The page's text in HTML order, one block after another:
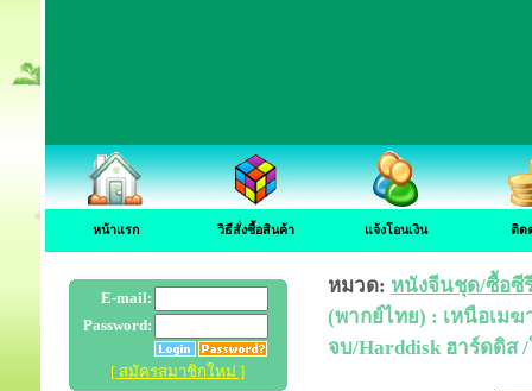
หน้าแรก วิธีสั่งซื้อสินค้า แจ้งโอนเงิน ติด
E-mail:
Password:
[ สมัครสมาชิกใหม่ ]
หมวด: หนังจีนชุด/ซื้อซี
(พากย์ไทย) : เหนือเมฆ
จบ/Harddisk ฮาร์ดดิส /